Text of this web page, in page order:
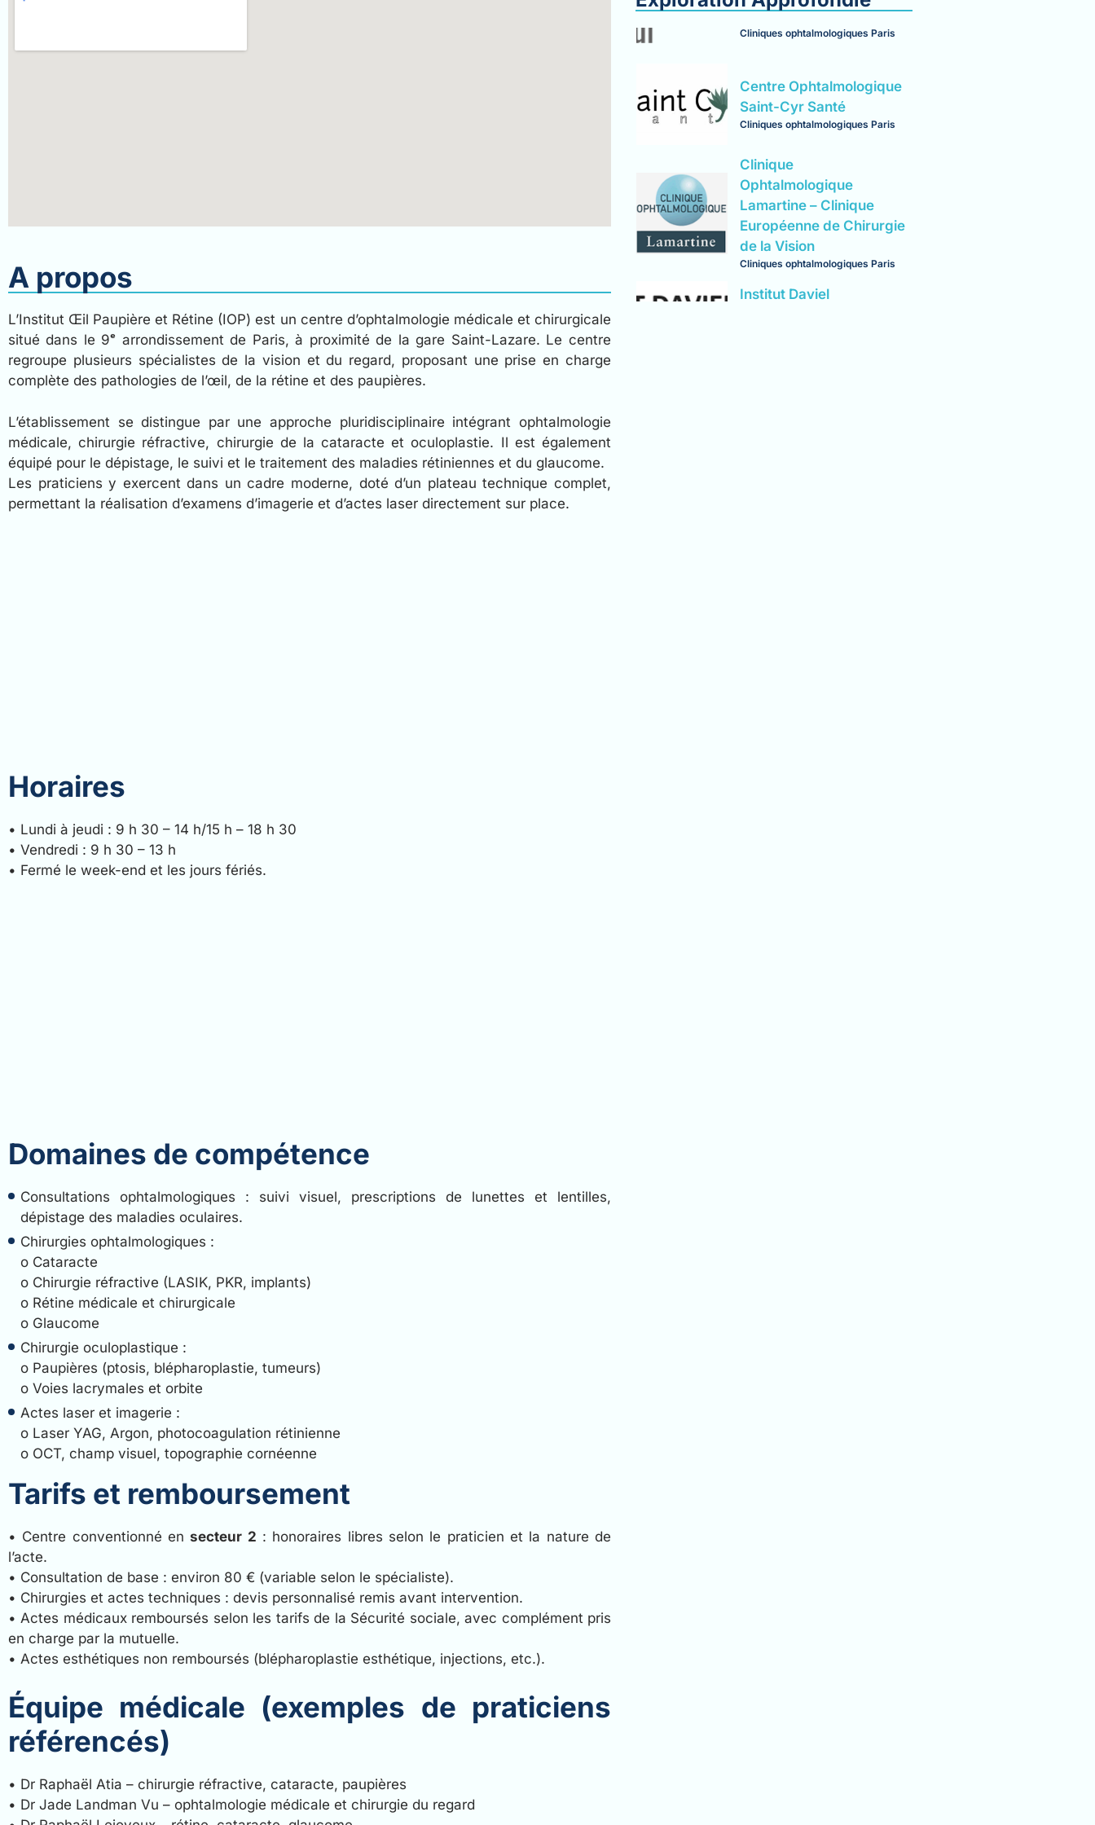
A propos
L’Institut Œil Paupière et Rétine (IOP) est un centre d’ophtalmologie médicale et chirurgicale
situé dans le 9ᵉ arrondissement de Paris, à proximité de la gare Saint-Lazare. Le centre
regroupe plusieurs spécialistes de la vision et du regard, proposant une prise en charge
complète des pathologies de l’œil, de la rétine et des paupières.
L’établissement se distingue par une approche pluridisciplinaire intégrant ophtalmologie
médicale, chirurgie réfractive, chirurgie de la cataracte et oculoplastie. Il est également
équipé pour le dépistage, le suivi et le traitement des maladies rétiniennes et du glaucome.
Les praticiens y exercent dans un cadre moderne, doté d’un plateau technique complet,
permettant la réalisation d’examens d’imagerie et d’actes laser directement sur place.
Horaires
• Lundi à jeudi : 9 h 30 – 14 h/15 h – 18 h 30
• Vendredi : 9 h 30 – 13 h
• Fermé le week-end et les jours fériés.
Domaines de compétence
Consultations ophtalmologiques : suivi visuel, prescriptions de lunettes et lentilles,
dépistage des maladies oculaires.
Chirurgies ophtalmologiques :
o Cataracte
o Chirurgie réfractive (LASIK, PKR, implants)
o Rétine médicale et chirurgicale
o Glaucome
Chirurgie oculoplastique :
o Paupières (ptosis, blépharoplastie, tumeurs)
o Voies lacrymales et orbite
Actes laser et imagerie :
o Laser YAG, Argon, photocoagulation rétinienne
o OCT, champ visuel, topographie cornéenne
Tarifs et remboursement
• Centre conventionné ensecteur 2 : honoraires libres selon le praticien et la nature de
l’acte.
• Consultation de base : environ 80 € (variable selon le spécialiste).
• Chirurgies et actes techniques : devis personnalisé remis avant intervention.
• Actes médicaux remboursés selon les tarifs de la Sécurité sociale, avec complément pris
en charge par la mutuelle.
• Actes esthétiques non remboursés (blépharoplastie esthétique, injections, etc.).
Équipe médicale (exemples de praticiens
référencés)
• Dr Raphaël Atia – chirurgie réfractive, cataracte, paupières
• Dr Jade Landman Vu – ophtalmologie médicale et chirurgie du regard
Saint Paul
Cliniques ophtalmologiques Paris
Centre Ophtalmologique
Saint-Cyr Santé
Cliniques ophtalmologiques Paris
Clinique
Ophtalmologique
Lamartine – Clinique
Européenne de Chirurgie
de la Vision
Cliniques ophtalmologiques Paris
Institut Daviel